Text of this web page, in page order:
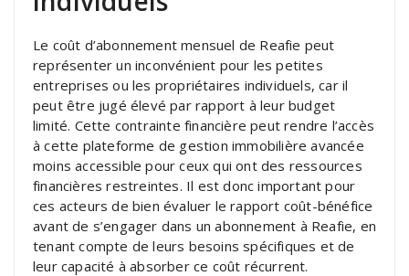
Le coût d’abonnement mensuel de Reafie peut
représenter un inconvénient pour les petites
entreprises ou les propriétaires individuels, car il
peut être jugé élevé par rapport à leur budget
limité. Cette contrainte financière peut rendre l’accès
à cette plateforme de gestion immobilière avancée
moins accessible pour ceux qui ont des ressources
financières restreintes. Il est donc important pour
ces acteurs de bien évaluer le rapport coût-bénéfice
avant de s’engager dans un abonnement à Reafie, en
tenant compte de leurs besoins spécifiques et de
leur capacité à absorber ce coût récurrent.